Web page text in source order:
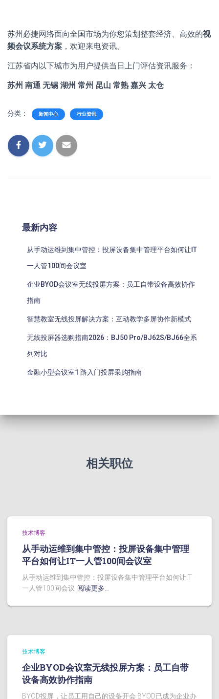
苏州必捷网络面向全国市场为你您策划整套经济、高效的视
频会议系统方案 ， 欢迎来电资讯。
江苏省内以下城市为用户提供当日上门评估资讯服务：
苏州 南通 无锡 湖州 常州 昆山 常熟 嘉兴 太仓
分类： 新闻中心 行业资讯
最新内容
从手动运维到集中管控：投屏设备集中管理平台如何让IT
一人管100间会议室
企业BYOD会议室无线投屏方案：员工自带设备高效协作
指南
智慧教室无线投屏解决方案：互动教学多屏协作新模式
无线投屏器选购指南2026：BJ50 Pro/BJ62S/BJ66全系
列对比
金融小型会议室1 路入门投屏采购指南
相关职位
技术博客
从手动运维到集中管控：投屏设备集中管理
平台如何让IT一人管100间会议室
从手动运维到集中管控：投屏设备集中管理平台如何让IT
一人管100间会议 阅读更多…
技术博客
企业BYOD会议室无线投屏方案：员工自带
设备高效协作指南
BYOD投屏，让员工用自己的设备开会 BYOD已成为企业办